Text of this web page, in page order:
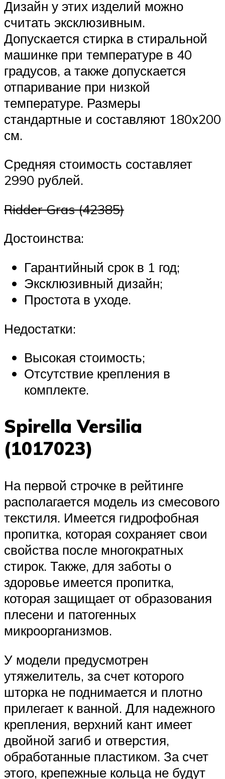
Дизайн у этих изделий можно
считать эксклюзивным.
Допускается стирка в стиральной
машинке при температуре в 40
градусов, а также допускается
отпаривание при низкой
температуре. Размеры
стандартные и составляют 180х200
см.
Средняя стоимость составляет
2990 рублей.
Ridder Gras (42385)
Достоинства:
Гарантийный срок в 1 год;
Эксклюзивный дизайн;
Простота в уходе.
Недостатки:
Высокая стоимость;
Отсутствие крепления в
комплекте.
Spirella Versilia
(1017023)
На первой строчке в рейтинге
располагается модель из смесового
текстиля. Имеется гидрофобная
пропитка, которая сохраняет свои
свойства после многократных
стирок. Также, для заботы о
здоровье имеется пропитка,
которая защищает от образования
плесени и патогенных
микроорганизмов.
У модели предусмотрен
утяжелитель, за счет которого
шторка не поднимается и плотно
прилегает к ванной. Для надежного
крепления, верхний кант имеет
двойной загиб и отверстия,
обработанные пластиком. За счет
этого, крепежные кольца не будут